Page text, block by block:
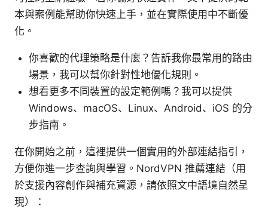
本與案例能幫助你快速上手，並在實際使用中不斷優
化。
你喜歡的代理策略是什麼？告訴我你最常用的路由
場景，我可以幫你針對性地優化規則。
想看更多不同裝置的設定範例嗎？我可以提供
Windows、macOS、Linux、Android、iOS 的分
步指南。
在你開始之前，這裡提供一個實用的外部連結指引，
方便你進一步查詢與學習。NordVPN 推薦連結（用
於支援內容創作與補充資源，請依照文中語境自然呈
現）：